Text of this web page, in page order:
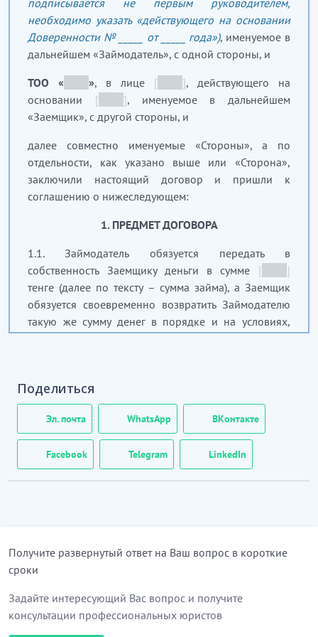
подписывается не первым руководителем,
необходимо указать «действующего на основании
Доверенности № _____ от _____ года»), именуемое в
дальнейшем «Займодатель», с одной стороны, и
ТОО « _____», в лице [ ], действующего на
основании [ ], именуемое в дальнейшем
«Заемщик», с другой стороны, и
далее совместно именуемые «Стороны», а по
отдельности, как указано выше или «Сторона»,
заключили настоящий договор и пришли к
соглашению о нижеследующем:
1. ПРЕДМЕТ ДОГОВОРА
1.1. Займодатель обязуется передать в
собственность Заемщику деньги в сумме [
]
тенге (далее по тексту – сумма займа), а Заемщик
обязуется своевременно возвратить Займодателю
такую же сумму денег в порядке и на условиях,
[Скрытый текст. Полная версия доступна после
скачивания]
2. ПЕРЕДАЧА СУММЫ ЗАЙМА
2.1. Сумма займа передается Займодателем
Заемщику в срок до[_____]года (далее по тексту –
…………………………
скачивания]
Поделиться
Эл. почта WhatsApp ВКонтакте
Facebook Telegram LinkedIn
Получите развернутый ответ на Ваш вопрос в короткие
сроки
Задайте интересующий Вас вопрос и получите
консультации профессиональных юристов